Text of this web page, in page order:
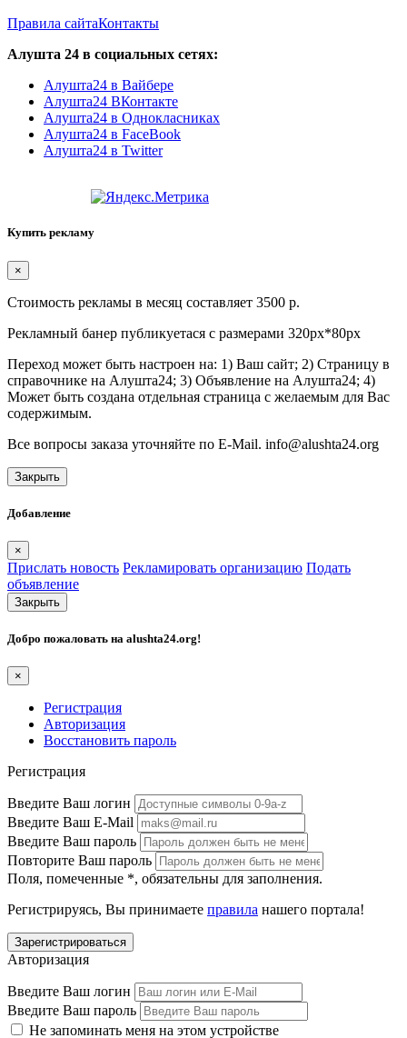
Правила сайтаКонтакты
Алушта 24 в социальных сетях:
Алушта24 в Вайбере
Алушта24 ВКонтакте
Алушта24 в Однокласниках
Алушта24 в FaceBook
Алушта24 в Twitter
Купить рекламу
×
Стоимость рекламы в месяц составляет 3500 р.
Рекламный банер публикуетася с размерами 320px*80px
Переход может быть настроен на: 1) Ваш сайт; 2) Страницу в
справочнике на Алушта24; 3) Объявление на Алушта24; 4)
Может быть создана отдельная страница с желаемым для Вас
содержимым.
Все вопросы заказа уточняйте по E-Mail. info@alushta24.org
Закрыть
Добавление
×
Прислать новость Рекламировать организацию Подать
объявление
Закрыть
Добро пожаловать на alushta24.org!
×
Регистрация
Авторизация
Восстановить пароль
Регистрация
Введите Ваш логин
Введите Ваш E-Mail
Введите Ваш пароль
Повторите Ваш пароль
Поля, помеченные *, обязательны для заполнения.
Регистрируясь, Вы принимаете правила нашего портала!
Авторизация
Введите Ваш логин
Введите Ваш пароль
Не запоминать меня на этом устройстве